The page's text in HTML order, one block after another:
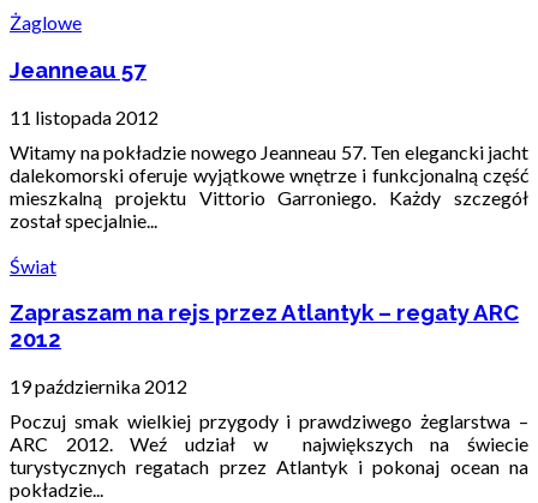
Żaglowe
Jeanneau 57
11 listopada 2012
Witamy na pokładzie nowego Jeanneau 57. Ten elegancki jacht
dalekomorski oferuje wyjątkowe wnętrze i funkcjonalną część
mieszkalną projektu Vittorio Garroniego. Każdy szczegół
został specjalnie...
Świat
Zapraszam na rejs przez Atlantyk – regaty ARC
2012
19 października 2012
Poczuj smak wielkiej przygody i prawdziwego żeglarstwa –
ARC 2012. Weź udział w największych na świecie
turystycznych regatach przez Atlantyk i pokonaj ocean na
pokładzie...